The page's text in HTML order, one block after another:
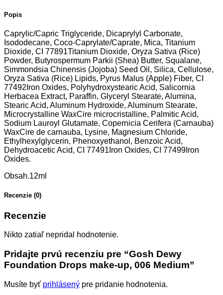
Popis
Caprylic/Capric Triglyceride, Dicaprylyl Carbonate,
Isododecane, Coco-Caprylate/Caprate, Mica, Titanium
Dioxide, CI 77891Titanium Dioxide, Oryza Sativa (Rice)
Powder, Butyrospermum Parkii (Shea) Butter, Squalane,
Simmondsia Chinensis (Jojoba) Seed Oil, Silica, Cellulose,
Oryza Sativa (Rice) Lipids, Pyrus Malus (Apple) Fiber, CI
77492Iron Oxides, Polyhydroxystearic Acid, Salicornia
Herbacea Extract, Paraffin, Glyceryl Stearate, Alumina,
Stearic Acid, Aluminum Hydroxide, Aluminum Stearate,
Microcrystalline WaxCire microcristalline, Palmitic Acid,
Sodium Lauroyl Glutamate, Copernicia Cerifera (Carnauba)
WaxCire de carnauba, Lysine, Magnesium Chloride,
Ethylhexylglycerin, Phenoxyethanol, Benzoic Acid,
Dehydroacetic Acid, CI 77491Iron Oxides, CI 77499Iron
Oxides.
Obsah.12ml
Recenzie (0)
Recenzie
Nikto zatiaľ nepridal hodnotenie.
Pridajte prvú recenziu pre “Gosh Dewy
Foundation Drops make-up, 006 Medium”
Musíte byť prihlásený pre pridanie hodnotenia.